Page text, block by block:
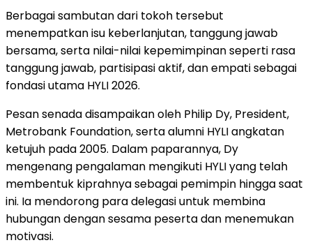
Berbagai sambutan dari tokoh tersebut
menempatkan isu keberlanjutan, tanggung jawab
bersama, serta nilai-nilai kepemimpinan seperti rasa
tanggung jawab, partisipasi aktif, dan empati sebagai
fondasi utama HYLI 2026.
Pesan senada disampaikan oleh Philip Dy, President,
Metrobank Foundation, serta alumni HYLI angkatan
ketujuh pada 2005. Dalam paparannya, Dy
mengenang pengalaman mengikuti HYLI yang telah
membentuk kiprahnya sebagai pemimpin hingga saat
ini. Ia mendorong para delegasi untuk membina
hubungan dengan sesama peserta dan menemukan
motivasi.